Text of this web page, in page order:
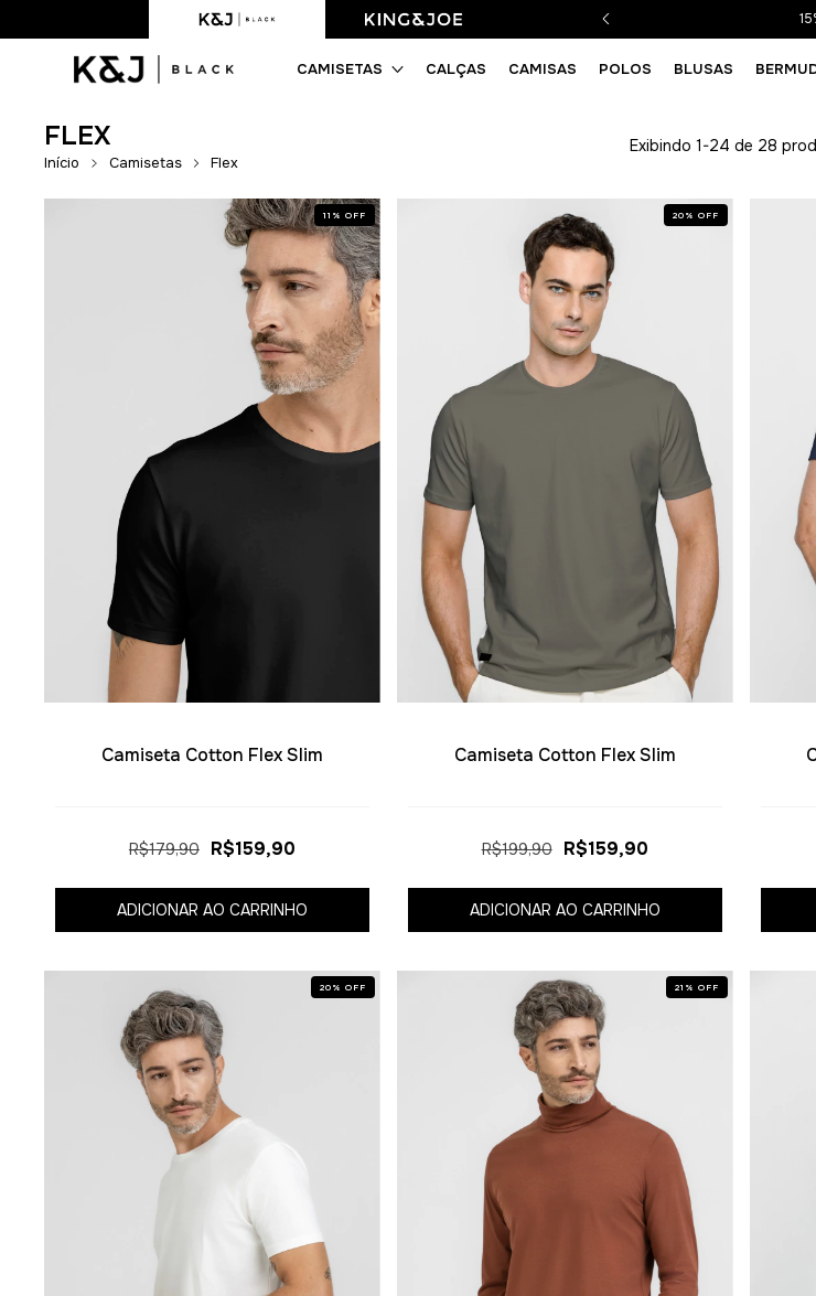
Frete Grátis acima de R$499,90
CAMISETAS CALÇAS CAMISAS POLOS BLUSAS
FLEX
Início Camisetas Flex
Exibindo 1-24 de 28
11 % OFF
Camiseta Cotton Flex Slim
R$179,90 R$159,90
ADICIONAR AO CARRINHO
20 % OFF
Camiseta Cotton Flex Slim
R$199,90 R$159,90
ADICIONAR AO CARRINHO
20 % OFF 21 % OFF